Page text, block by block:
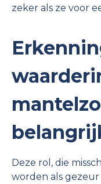
zeker als ze voor
Deze rol, die
worden als